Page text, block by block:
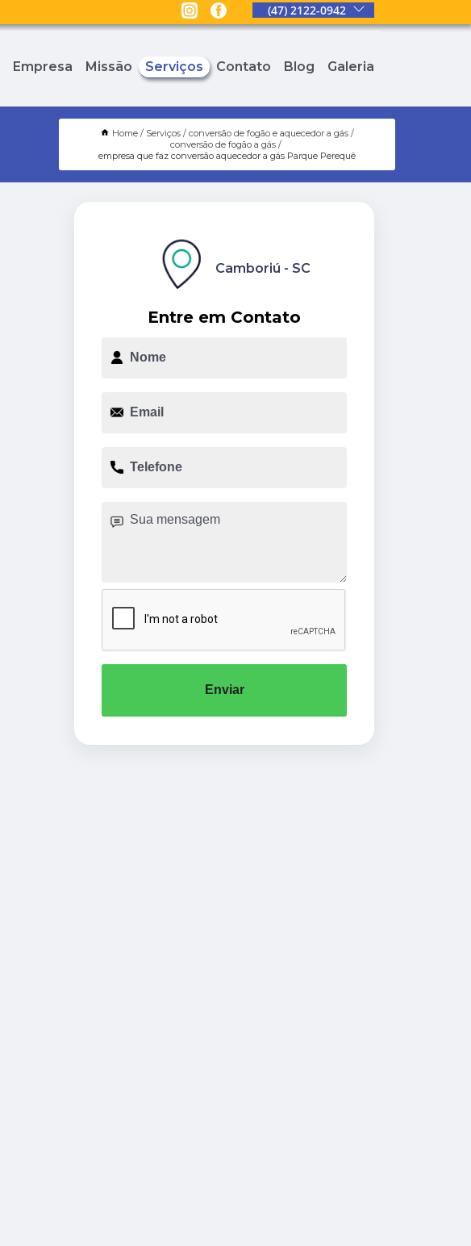
(47) 2122-0942
Empresa Missão Serviços Contato Blog Galeria
Home Serviços
conversão de fogão e aquecedor a gás
conversão de fogão a gás
empresa que faz conversão aquecedor a gás Parque Perequê
Entre em Contato
Camboriú - SC
Enviar